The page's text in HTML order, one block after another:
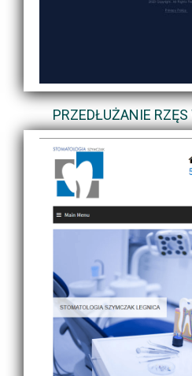
PRZEDŁUŻANIE